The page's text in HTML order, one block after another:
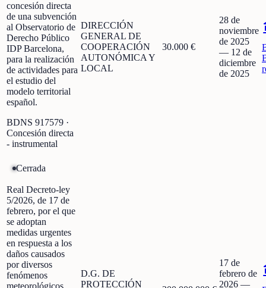
concesión directa
de una subvención
al Observatorio de
Derecho Público
IDP Barcelona,
para la realización
de actividades para
el estudio del
modelo territorial
español.
BDNS 917579 ·
Concesión directa
- instrumental
DIRECCIÓN
GENERAL DE
COOPERACIÓN
AUTONÓMICA Y
LOCAL
30.000 €
28 de
noviembre
de 2025
— 12 de
diciembre
de 2025
Cerrada
Real Decreto-ley
5/2026, de 17 de
febrero, por el que
se adoptan
medidas urgentes
en respuesta a los
daños causados
por diversos
fenómenos
D.G. DE
PROTECCIÓN
17 de
febrero de
2026 —